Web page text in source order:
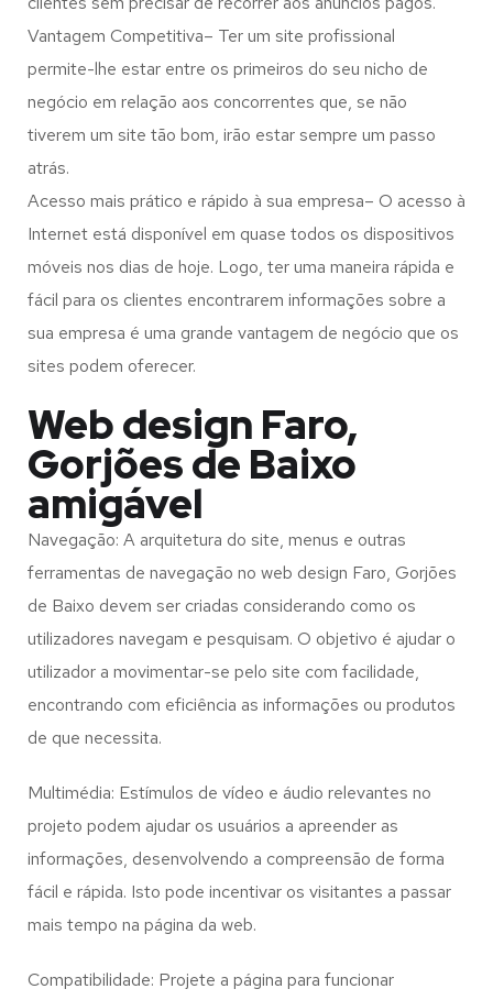
Vantagem Competitiva– Ter um site profissional
permite-lhe estar entre os primeiros do seu nicho de
negócio em relação aos concorrentes que, se não
tiverem um site tão bom, irão estar sempre um passo
atrás.
Acesso mais prático e rápido à sua empresa– O acesso à
Internet está disponível em quase todos os dispositivos
móveis nos dias de hoje. Logo, ter uma maneira rápida e
fácil para os clientes encontrarem informações sobre a
sua empresa é uma grande vantagem de negócio que os
sites podem oferecer.
Web design Faro,
Gorjões de Baixo
amigável
Navegação: A arquitetura do site, menus e outras
ferramentas de navegação no web design Faro, Gorjões
de Baixo devem ser criadas considerando como os
utilizadores navegam e pesquisam. O objetivo é ajudar o
utilizador a movimentar-se pelo site com facilidade,
encontrando com eficiência as informações ou produtos
de que necessita.
Multimédia: Estímulos de vídeo e áudio relevantes no
projeto podem ajudar os usuários a apreender as
informações, desenvolvendo a compreensão de forma
fácil e rápida. Isto pode incentivar os visitantes a passar
mais tempo na página da web.
Compatibilidade: Projete a página para funcionar